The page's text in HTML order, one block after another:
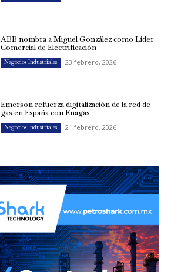
ABB nombra a Miguel González como Líder
Comercial de Electrificación
Negocios Industriales 23 febrero, 2026
Emerson refuerza digitalización de la red de
gas en España con Enagás
Negocios Industriales 21 febrero, 2026